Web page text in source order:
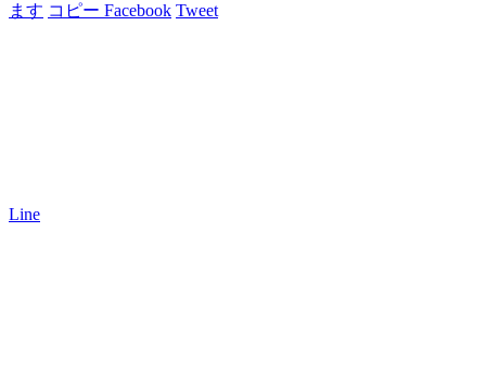
ます コピー Facebook Tweet
Line